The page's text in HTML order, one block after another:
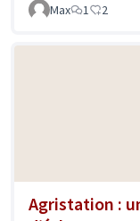
Max 1 2
Agristation :